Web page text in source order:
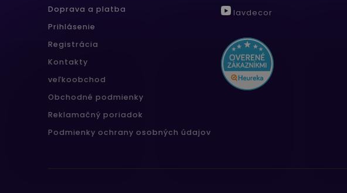
Doprava a platba
Prihlásenie
Registrácia
Kontakty
veľkoobchod
Obchodné podmienky
Reklamačný poriadok
Podmienky ochrany osobných údajov
lavdecor